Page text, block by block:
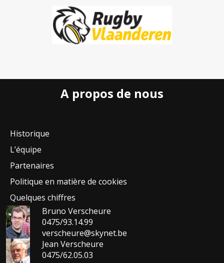
A propos de nous
Historique
L’équipe
Partenaires
Politique en matière de cookies
Quelques chiffres
Bruno Verscheure
0475/93.14.99
verscheure@skynet.be
Jean Verscheure
0475/62.05.03